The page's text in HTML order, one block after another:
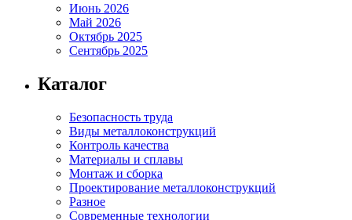
Июнь 2026
Май 2026
Октябрь 2025
Сентябрь 2025
Каталог
Безопасность труда
Виды металлоконструкций
Контроль качества
Материалы и сплавы
Монтаж и сборка
Проектирование металлоконструкций
Разное
Современные технологии